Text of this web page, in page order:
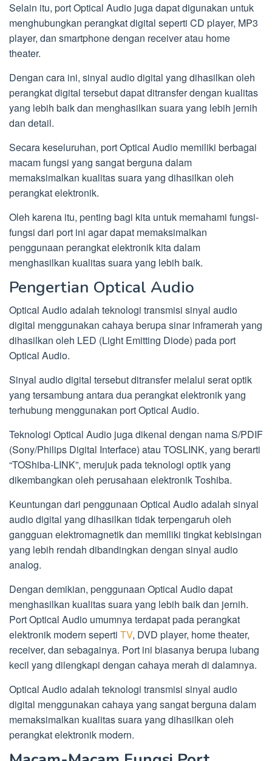
Selain itu, port Optical Audio juga dapat digunakan untuk
menghubungkan perangkat digital seperti CD player, MP3
player, dan smartphone dengan receiver atau home
theater.
Dengan cara ini, sinyal audio digital yang dihasilkan oleh
perangkat digital tersebut dapat ditransfer dengan kualitas
yang lebih baik dan menghasilkan suara yang lebih jernih
dan detail.
Secara keseluruhan, port Optical Audio memiliki berbagai
macam fungsi yang sangat berguna dalam
memaksimalkan kualitas suara yang dihasilkan oleh
perangkat elektronik.
Oleh karena itu, penting bagi kita untuk memahami fungsi-
fungsi dari port ini agar dapat memaksimalkan
penggunaan perangkat elektronik kita dalam
menghasilkan kualitas suara yang lebih baik.
Pengertian Optical Audio
Optical Audio adalah teknologi transmisi sinyal audio
digital menggunakan cahaya berupa sinar inframerah yang
dihasilkan oleh LED (Light Emitting Diode) pada port
Optical Audio.
Sinyal audio digital tersebut ditransfer melalui serat optik
yang tersambung antara dua perangkat elektronik yang
terhubung menggunakan port Optical Audio.
Teknologi Optical Audio juga dikenal dengan nama S/PDIF
(Sony/Philips Digital Interface) atau TOSLINK, yang berarti
“TOShiba-LINK”, merujuk pada teknologi optik yang
dikembangkan oleh perusahaan elektronik Toshiba.
Keuntungan dari penggunaan Optical Audio adalah sinyal
audio digital yang dihasilkan tidak terpengaruh oleh
gangguan elektromagnetik dan memiliki tingkat kebisingan
yang lebih rendah dibandingkan dengan sinyal audio
analog.
Dengan demikian, penggunaan Optical Audio dapat
menghasilkan kualitas suara yang lebih baik dan jernih.
Port Optical Audio umumnya terdapat pada perangkat
elektronik modern seperti TV, DVD player, home theater,
receiver, dan sebagainya. Port ini biasanya berupa lubang
kecil yang dilengkapi dengan cahaya merah di dalamnya.
Optical Audio adalah teknologi transmisi sinyal audio
digital menggunakan cahaya yang sangat berguna dalam
memaksimalkan kualitas suara yang dihasilkan oleh
perangkat elektronik modern.